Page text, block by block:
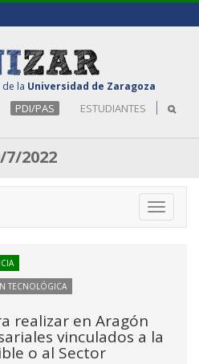
la Universidad de Zaragoza
PDI/PAS ESTUDIANTES
7/2022
Toggle
TECNOLÓGICA
realizar en Aragón
vinculados a la
o al Sector